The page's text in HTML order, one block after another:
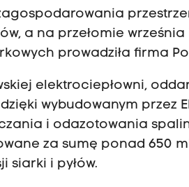
a na przełomie września
prowadziła firma
elektrociepłowni,
wybudowanym przez
i odazotowania
za sumę ponad 650
siarki i pyłów.